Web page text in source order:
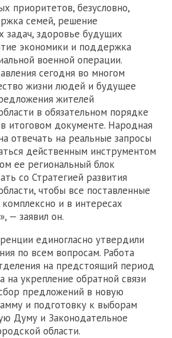
приоритетов, безусловно,
семей, решение
задач, здоровье будущих
экономики и поддержка
военной операции.
сегодня во многом
жизни людей и будущее
жителей
в обязательном порядке
итоговом документе. Народная
отвечать на реальные запросы
действенным инструментом
ее региональный блок
со Стратегией развития
чтобы все поставленные
и в интересах
— заявил он.
единогласно утвердили
по всем вопросам. Работа
на предстоящий период
на укрепление обратной связи
предложений в новую
и подготовку к выборам
Думу и Законодательное
области.